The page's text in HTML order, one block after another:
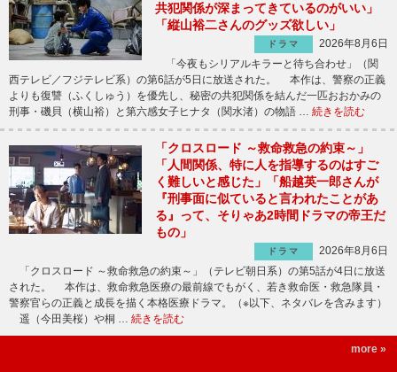
共犯関係が深まってきているのがいい」
「縦山裕二さんのグッズ欲しい」
ドラマ
2026年8月6日
「今夜もシリアルキラーと待ち合わせ」（関
西テレビ／フジテレビ系）の第6話が5日に放送された。 本作は、警察の正義
よりも復讐（ふくしゅう）を優先し、秘密の共犯関係を結んだ一匹おおかみの
刑事・磯貝（横山裕）と第六感女子ヒナタ（関水渚）の物語 … 続きを読む
「クロスロード ～救命救急の約束～」
「人間関係、特に人を指導するのはすご
く難しいと感じた」「船越英一郎さんが
『刑事面に似ていると言われたことがあ
る』って、そりゃあ2時間ドラマの帝王だ
もの」
ドラマ
2026年8月6日
「クロスロード ～救命救急の約束～」（テレビ朝日系）の第5話が4日に放送
された。 本作は、救命救急医療の最前線でもがく、若き救命医・救急隊員・
警察官らの正義と成長を描く本格医療ドラマ。（※以下、ネタバレを含みます）
遥（今田美桜）や桐 … 続きを読む
more »